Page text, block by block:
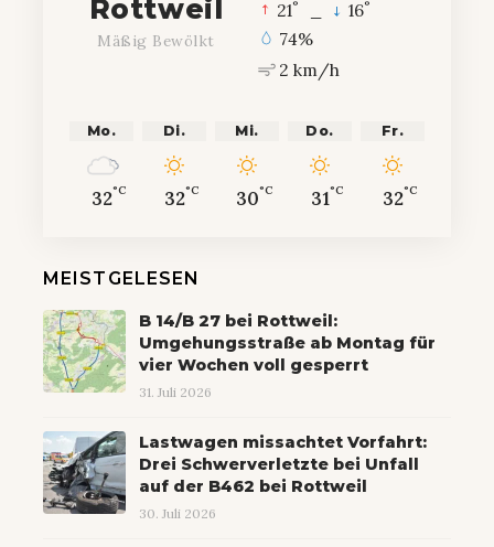
Rottweil
Mäßig Bewölkt
21° 16°
74%
2 km/h
Mo.
32°C
Di.
32°C
Mi.
30°C
Do.
31°C
Fr.
32°C
MEISTGELESEN
B 14/B 27 bei Rottweil:
Umgehungsstraße ab Montag für
vier Wochen voll gesperrt
31. Juli 2026
Lastwagen missachtet Vorfahrt:
Drei Schwerverletzte bei Unfall
auf der B462 bei Rottweil
30. Juli 2026